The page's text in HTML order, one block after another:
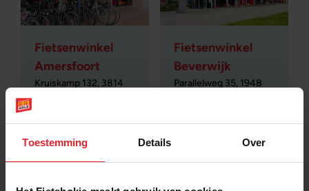
Toestemming Details Over
Fietsenwinkel
Amersfoort
Kruiskamp 132, 3814
ma t/m za: 09.30 –
18.30 uur
Fietsenwinkel
Beverwijk
Parallelweg 35, 1948
ma t/m za: 10.00 –